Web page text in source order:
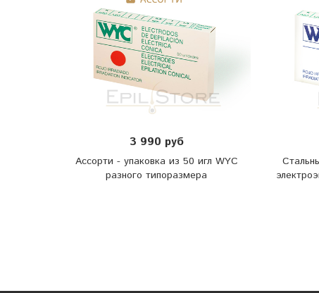
3 990 руб
Ассорти - упаковка из 50 игл WYC
разного типоразмера